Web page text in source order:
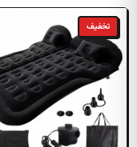
جدیدترین
تخفیف